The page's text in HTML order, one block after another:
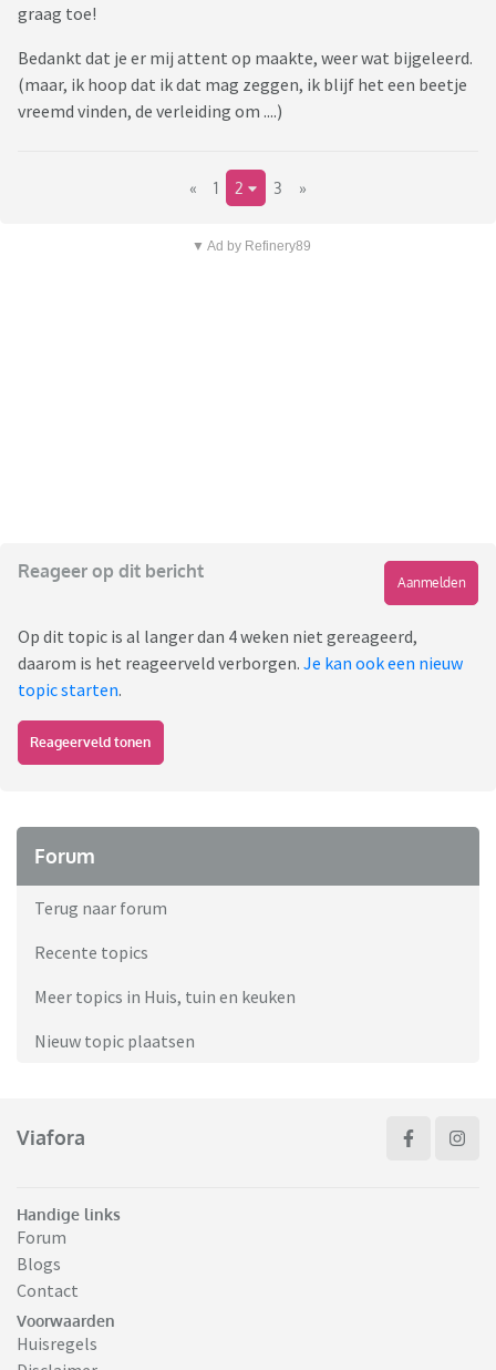
graag toe!
Bedankt dat je er mij attent op maakte, weer wat bijgeleerd.
(maar, ik hoop dat ik dat mag zeggen, ik blijf het een beetje
vreemd vinden, de verleiding om ....)
« 1 2 3 »
▼ Ad by Refinery89
Reageer op dit bericht
Aanmelden
Op dit topic is al langer dan 4 weken niet gereageerd,
daarom is het reageerveld verborgen. Je kan ook een nieuw
topic starten.
Reageerveld tonen
Forum
Terug naar forum
Recente topics
Meer topics in Huis, tuin en keuken
Nieuw topic plaatsen
Viafora
Handige links
Forum
Blogs
Contact
Voorwaarden
Huisregels